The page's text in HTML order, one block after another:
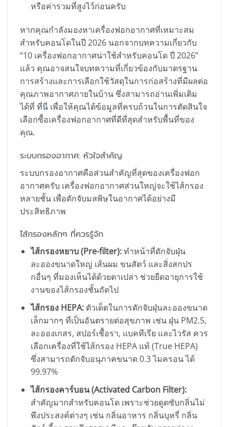
หรือค่ารวมที่สูงไว้ก่อนครับ
หากคุณกำลังมองหาเครื่องฟอกอากาศที่เหมาะสม
สำหรับคอนโดในปี 2026 นอกจากบทความเกี่ยวกับ
“10 เครื่องฟอกอากาศน่าใช้สำหรับคอนโด ปี 2026”
แล้ว คุณอาจสนใจบทความที่เกี่ยวข้องกับมาตรฐาน
การสร้างและการเลือกใช้วัสดุในการก่อสร้างที่มีผลต่อ
คุณภาพอากาศภายในบ้าน ซึ่งสามารถอ่านเพิ่มเติม
ได้ที่ ที่นี่ เพื่อให้คุณได้ข้อมูลที่ครบถ้วนในการตัดสินใจ
เลือกซื้อเครื่องฟอกอากาศที่ดีที่สุดสำหรับพื้นที่ของ
คุณ.
ระบบกรองอากาศ: หัวใจสำคัญ
ระบบกรองอากาศคือส่วนสำคัญที่สุดของเครื่องฟอก
อากาศครับ เครื่องฟอกอากาศส่วนใหญ่จะใช้ไส้กรอง
หลายชั้น เพื่อดักจับมลพิษในอากาศได้อย่างมี
ประสิทธิภาพ
ไส้กรองหลักๆ ที่ควรรู้จัก
ไส้กรองหยาบ (Pre-filter):ทำหน้าที่ดักจับฝุ่น
ละอองขนาดใหญ่ เส้นผม ขนสัตว์ และสิ่งสกปร
กอื่นๆ ที่มองเห็นได้ด้วยตาเปล่า ช่วยยืดอายุการใช้
งานของไส้กรองชั้นถัดไป
ไส้กรอง HEPA:ตัวเด็ดในการดักจับฝุ่นละอองขนาด
เล็กมากๆ ที่เป็นอันตรายต่อสุขภาพ เช่น ฝุ่น PM2.5,
ละอองเกสร, สปอร์เชื้อรา, แบคทีเรีย และไวรัส ควร
เลือกเครื่องที่ใช้ไส้กรอง HEPA แท้ (True HEPA)
ซึ่งสามารถดักจับอนุภาคขนาด 0.3 ไมครอน ได้
99.97%
ไส้กรองคาร์บอน (Activated Carbon Filter):
สำคัญมากสำหรับคอนโด เพราะช่วยดูดซับกลิ่นไม่
พึงประสงค์ต่างๆ เช่น กลิ่นอาหาร กลิ่นบุหรี่ กลิ่น